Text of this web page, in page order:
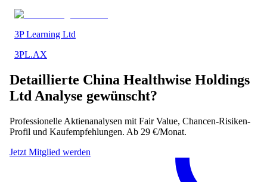
3P Learning Ltd
3PL.AX
Detaillierte China Healthwise Holdings
Ltd Analyse gewünscht?
Professionelle Aktienanalysen mit Fair Value, Chancen-Risiken-
Profil und Kaufempfehlungen. Ab 29 €/Monat.
Jetzt Mitglied werden